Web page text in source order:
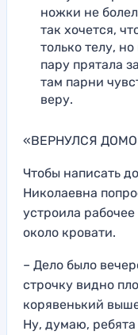
ножки не
так хочется,
только телу,
пару прятала
там парни
веру.
«ВЕРНУЛСЯ
Чтобы написать
Николаевна
устроила
около кровати.
– Дело было
строчку видно
корявенький
Ну, думаю,